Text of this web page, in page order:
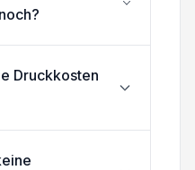
Druckkosten